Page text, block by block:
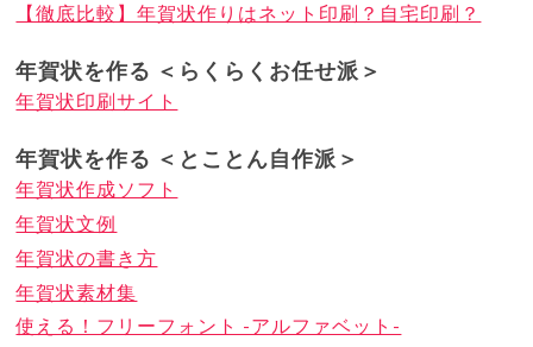
【徹底比較】年賀状作りはネット印刷？自宅印刷？
年賀状を作る ＜らくらくお任せ派＞
年賀状印刷サイト
年賀状を作る ＜とことん自作派＞
年賀状作成ソフト
年賀状文例
年賀状の書き方
年賀状素材集
使える！フリーフォント -アルファベット-